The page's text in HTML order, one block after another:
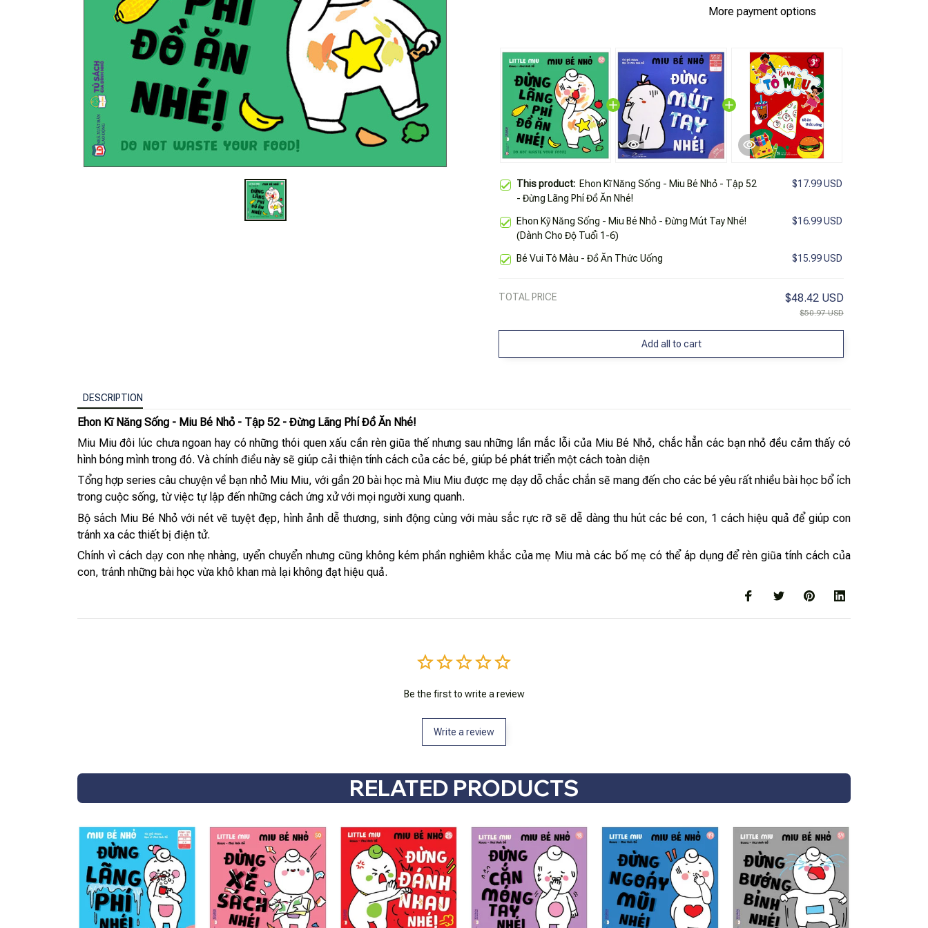
More payment options
This product: Ehon Kĩ Năng Sống - Miu Bé Nhỏ - Tập 52
- Đừng Lãng Phí Đồ Ăn Nhé!
$17.99 USD
Ehon Kỹ Năng Sống - Miu Bé Nhỏ - Đừng Mút Tay Nhé!
(Dành Cho Độ Tuổi 1-6)
$16.99 USD
Bé Vui Tô Màu - Đồ Ăn Thức Uống $15.99 USD
TOTAL PRICE $48.42 USD
$50.97 USD
Add all to cart
DESCRIPTION
Ehon Kĩ Năng Sống - Miu Bé Nhỏ - Tập 52 - Đừng Lãng Phí Đồ Ăn Nhé!
Miu Miu đôi lúc chưa ngoan hay có những thói quen xấu cần rèn giũa thế nhưng sau những lần mắc lỗi của Miu Bé Nhỏ, chắc hẳn các bạn nhỏ đều cảm thấy có
hình bóng mình trong đó. Và chính điều này sẽ giúp cải thiện tính cách của các bé, giúp bé phát triển một cách toàn diện
Tổng hợp series câu chuyện về bạn nhỏ Miu Miu, với gần 20 bài học mà Miu Miu được mẹ dạy dỗ chắc chắn sẽ mang đến cho các bé yêu rất nhiều bài học bổ ích
trong cuộc sống, từ việc tự lập đến những cách ứng xử với mọi người xung quanh.
Bộ sách Miu Bé Nhỏ với nét vẽ tuyệt đẹp, hình ảnh dễ thương, sinh động cùng với màu sắc rực rỡ sẽ dễ dàng thu hút các bé con, 1 cách hiệu quả để giúp con
tránh xa các thiết bị điện tử.
Chính vì cách dạy con nhẹ nhàng, uyển chuyển nhưng cũng không kém phần nghiêm khắc của mẹ Miu mà các bố mẹ có thể áp dụng để rèn giũa tính cách của
con, tránh những bài học vừa khô khan mà lại không đạt hiệu quả.
Be the first to write a review
Write a review
RELATED PRODUCTS